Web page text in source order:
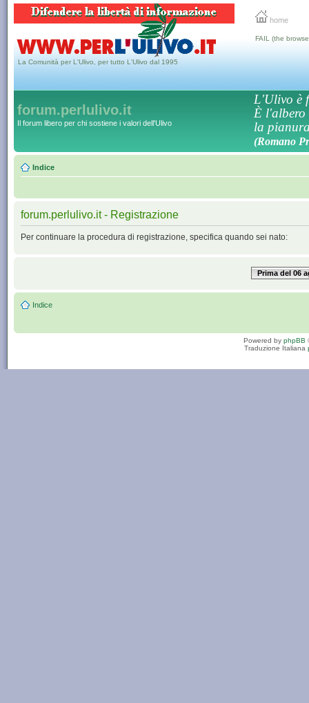
home
La Comunità per L'Ulivo, per tutto L'Ulivo dal 1995
FAIL (the
forum.perlulivo.it
Il forum libero per chi sostiene i valori dell'Ulivo
L'Ulivo è
È l'albero
la
(Romano
Indice
forum.perlulivo.it - Registrazione
Per continuare la procedura di registrazione, specifica quando sei nato:
Prima del 06
Indice
Powered by phpBB
Traduzione Italiana